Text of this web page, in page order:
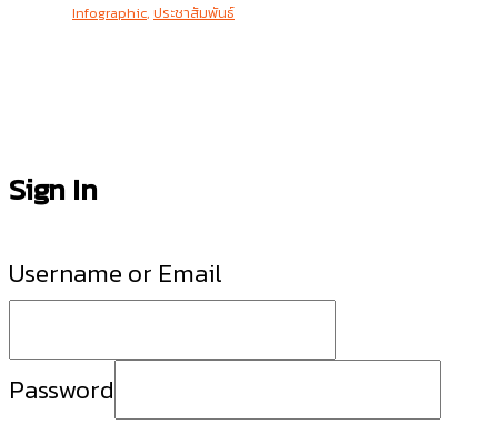
Infographic, ประชาสัมพันธ์
Sign In
Username or Email
Password